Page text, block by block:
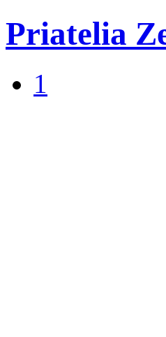
Priatelia
1